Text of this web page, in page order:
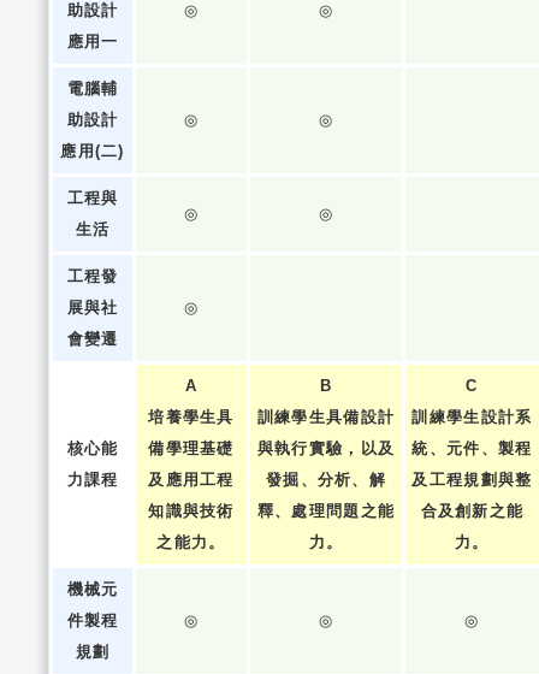
助設計
應用一
◎ ◎
電腦輔
助設計
應用(二)
◎ ◎
工程與
生活
◎ ◎
工程發
展與社
會變遷
◎
核心能
力課程
A
培養學生具
備學理基礎
及應用工程
知識與技術
之能力。
B
訓練學生具備設計
與執行實驗，以及
發掘、分析、解
釋、處理問題之能
力。
C
訓練學生設計系
統、元件、製程
及工程規劃與整
合及創新之能
力。
機械元
件製程
規劃
◎ ◎ ◎